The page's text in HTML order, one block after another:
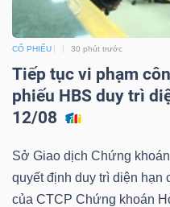
CỔ PHIẾU 30 phút trước
Tiếp tục vi phạm
phiếu HBS duy trì
12/08
Sở Giao dịch Chứng
quyết định duy trì diện hạn
của CTCP Chứng khoán
NGÀNH
DOANH
NGHIỆP